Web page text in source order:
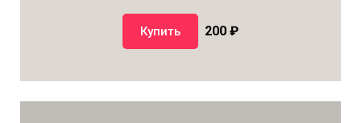
Купить 200 ₽